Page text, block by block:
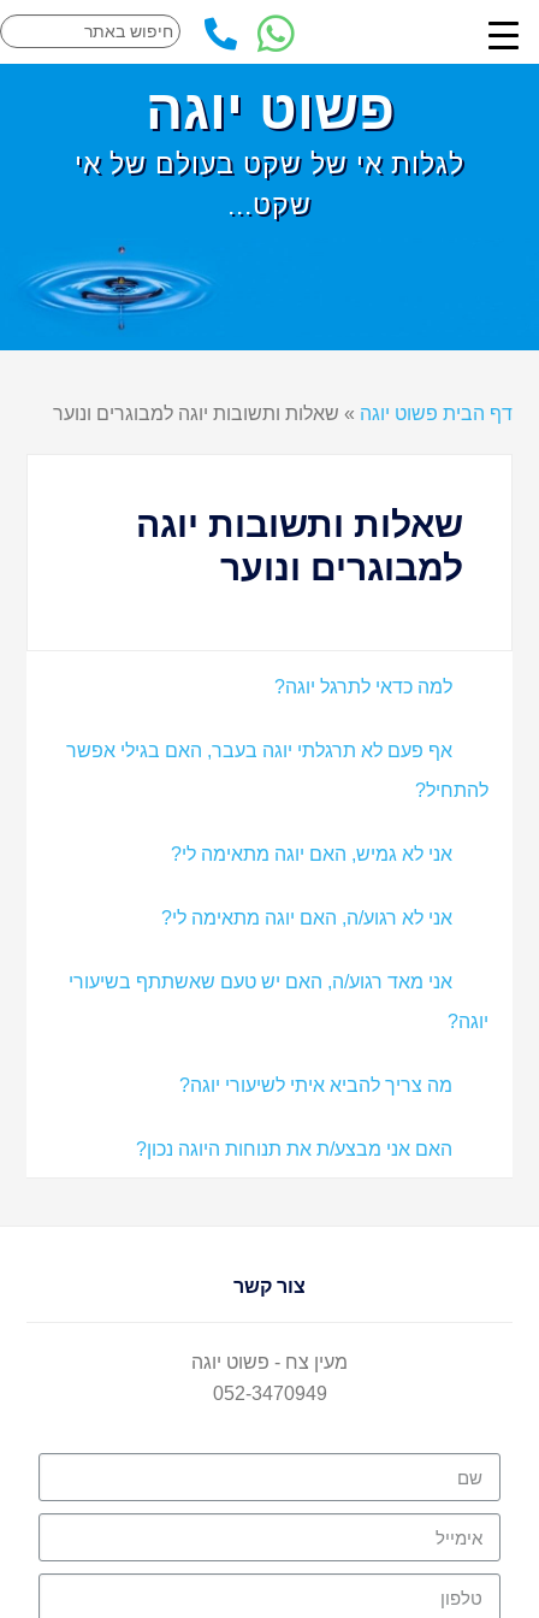
פשוט יוגה
לגלות אי של שקט בעולם של אי
שקט...
דף הבית פשוט יוגה » שאלות ותשובות יוגה למבוגרים ונוער
שאלות ותשובות יוגה
למבוגרים ונוער
למה כדאי לתרגל יוגה?
אף פעם לא תרגלתי יוגה בעבר, האם בגילי אפשר
להתחיל?
אני לא גמיש, האם יוגה מתאימה לי?
אני לא רגוע/ה, האם יוגה מתאימה לי?
אני מאד רגוע/ה, האם יש טעם שאשתתף בשיעורי
יוגה?
מה צריך להביא איתי לשיעורי יוגה?
האם אני מבצע/ת את תנוחות היוגה נכון?
צור קשר
מעין צח - פשוט יוגה
052-3470949